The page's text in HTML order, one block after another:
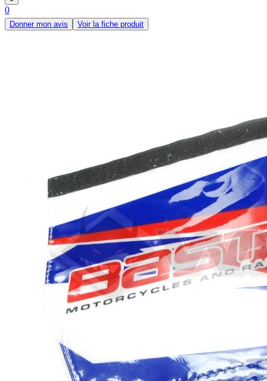
0
Donner mon avis Voir la fiche produit